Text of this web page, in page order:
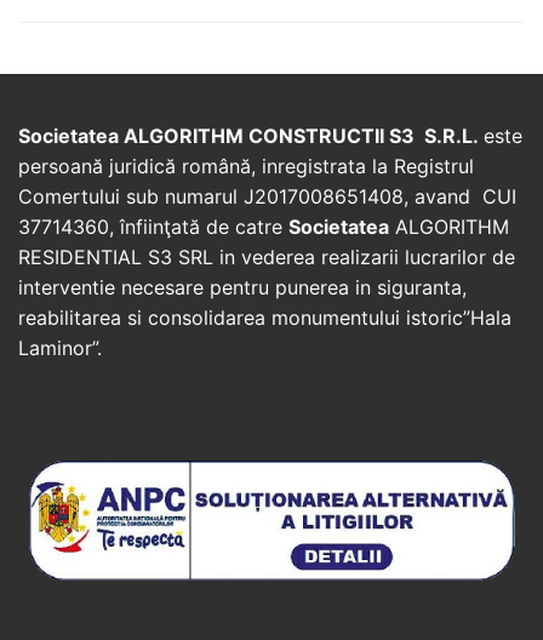
Societatea ALGORITHM CONSTRUCTII S3 S.R.L. este
persoană juridică română, inregistrata la Registrul
Comertului sub numarul J2017008651408, avand CUI
37714360, înfiinţată de catre Societatea ALGORITHM
RESIDENTIAL S3 SRL in vederea realizarii lucrarilor de
interventie necesare pentru punerea in siguranta,
reabilitarea si consolidarea monumentului istoric”Hala
Laminor”.